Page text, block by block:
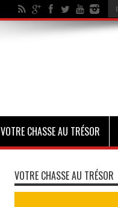
VOTRE CHASSE AU TRÉSOR
VOTRE CHASSE AU TRÉSOR